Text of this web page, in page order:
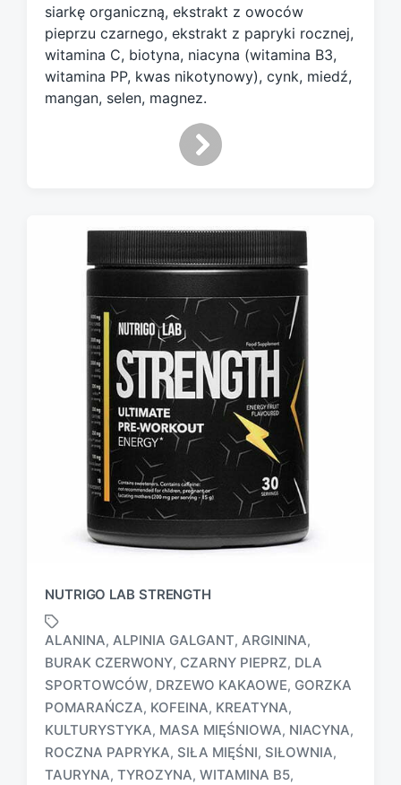
siarkę organiczną, ekstrakt z owoców
pieprzu czarnego, ekstrakt z papryki rocznej,
witamina C, biotyna, niacyna (witamina B3,
witamina PP, kwas nikotynowy), cynk, miedź,
mangan, selen, magnez.
NUTRIGO LAB STRENGTH
a
g
g
ALANINA, ALPINIA GALGANT, ARGININA,
BURAK CZERWONY, CZARNY PIEPRZ, DLA
SPORTOWCÓW, DRZEWO KAKAOWE, GORZKA
POMARAŃCZA, KOFEINA, KREATYNA,
KULTURYSTYKA, MASA MIĘŚNIOWA, NIACYNA,
ROCZNA PAPRYKA, SIŁA MIĘŚNI, SIŁOWNIA,
TAURYNA, TYROZYNA, WITAMINA B5,